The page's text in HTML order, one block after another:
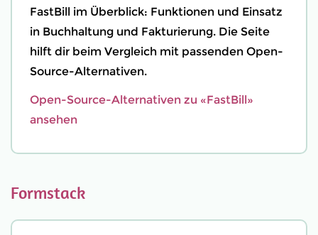
FastBill im Überblick: Funktionen und Einsatz
in Buchhaltung und Fakturierung. Die Seite
hilft dir beim Vergleich mit passenden Open-
Source-Alternativen.
Open-Source-Alternativen zu «FastBill»
ansehen
Formstack